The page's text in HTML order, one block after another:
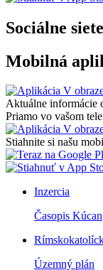
Sociálne siete
Mobilná
Aktuálne informácie
Priamo vo vašom
Stiahnite si našu
Inzercia
Časopis Kúcan
Územný plán